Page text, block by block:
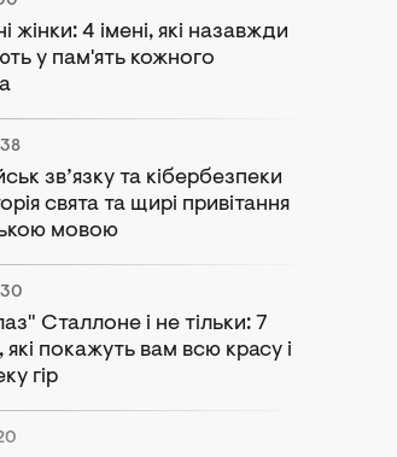
жінки: 4 імені, які назавжди
у пам'ять кожного
зв’язку та кібербезпеки
свята та щирі привітання
мовою
Сталлоне і не тільки: 7
які покажуть вам всю красу і
гір